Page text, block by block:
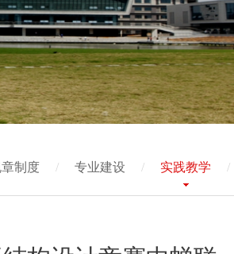
制度 / 专业建设 / 实践教学 /